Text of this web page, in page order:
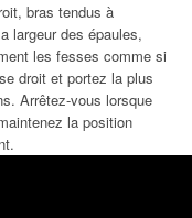
bras tendus à
largeur des épaules,
les fesses comme si
droit et portez la plus
Arrêtez-vous lorsque
la position